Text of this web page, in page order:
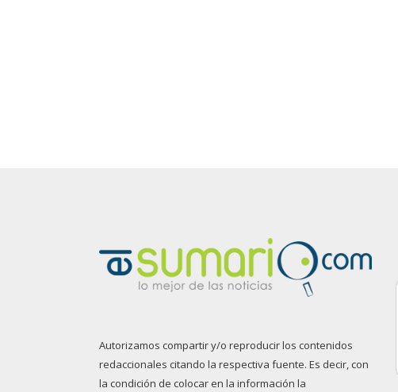
Autorizamos compartir y/o reproducir los contenidos
redaccionales citando la respectiva fuente. Es decir, con
la condición de colocar en la información la